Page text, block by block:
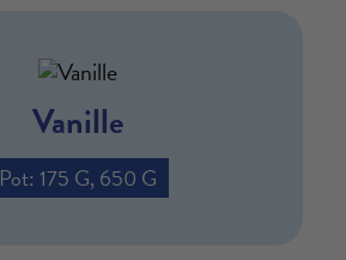
Vanille
Pot: 175 G, 650 G